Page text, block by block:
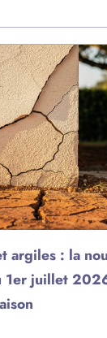
argiles : la
1er juillet